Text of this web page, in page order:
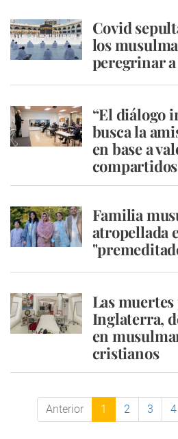
Covid
los
peregrinar a
“El diálogo
busca la
en base a
Familia
atropellada
Las
Inglaterra,
en
cristianos
Anterior 1 2 3 4